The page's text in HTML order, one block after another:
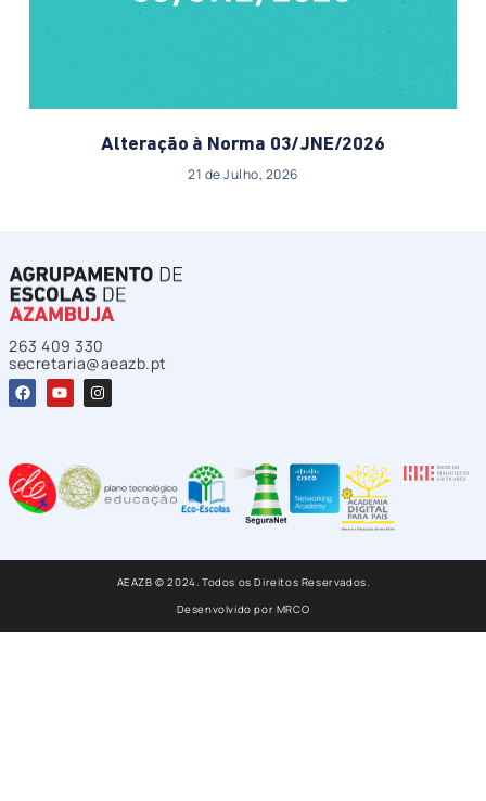
Alteração à Norma 03/JNE/2026
21 de Julho, 2026
263 409 330
secretaria@aeazb.pt
AEAZB © 2024. Todos os Direitos Reservados.
Desenvolvido por MRCO